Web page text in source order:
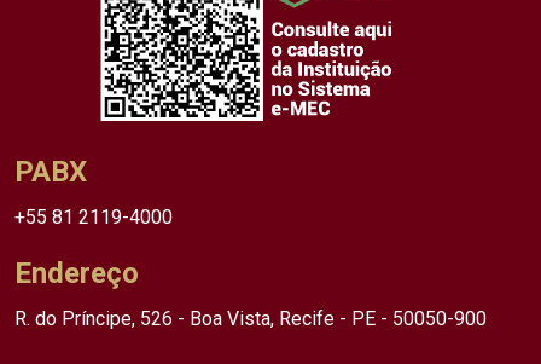
PABX
+55 81 2119-4000
Endereço
R. do Príncipe, 526 - Boa Vista, Recife - PE - 50050-900